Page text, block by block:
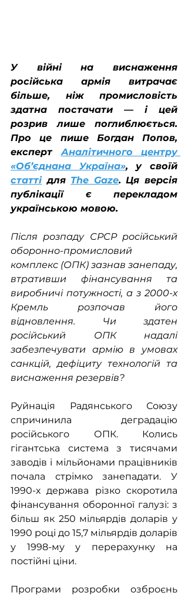
У війні на виснаження
російська армія витрачає
більше, ніж промисловість
здатна постачати — і цей
розрив лише поглиблюється.
Про це пише Богдан Попов,
експерт Аналітичного центру
«Об’єднана Україна»
статті для The Gaze. Ця версія
публікації є перекладом
українською мовою.
Після розпаду СРСР російський
оборонно-промисловий
комплекс (ОПК) зазнав занепаду,
втративши фінансування та
виробничі потужності, а з 2000-х
Кремль розпочав його
відновлення. Чи здатен
російський ОПК надалі
забезпечувати армію в умовах
санкцій, дефіциту технологій та
виснаження резервів?
Руйнація Радянського Союзу
спричинила деградацію
російського ОПК. Колись
гігантська система з тисячами
заводів і мільйонами працівників
почала стрімко занепадати. У
1990-х держава різко скоротила
фінансування оборонної галузі: з
більш як 250 мільярдів доларів у
1990 році до 15,7 мільярдів доларів
у 1998-му у перерахунку на
постійні ціни.
Програми розробки озброєнь